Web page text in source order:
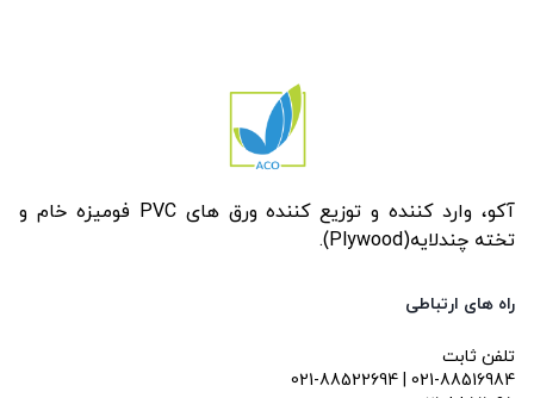
آکو، وارد کننده و توزیع کننده ورق های PVC فومیزه خام و
تخته چندلایه(Plywood).
راه های ارتباطی
تلفن ثابت
021-88522694 | 021-88516984